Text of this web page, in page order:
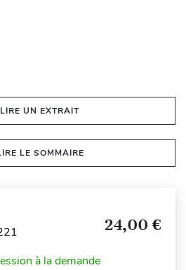
LIRE UN EXTRAIT
LE SOMMAIRE
24,00 €
à la demande